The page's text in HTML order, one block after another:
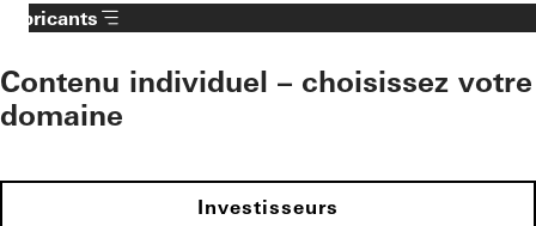
Fabricants
Contenu individuel – choisissez votre
domaine
Investisseurs